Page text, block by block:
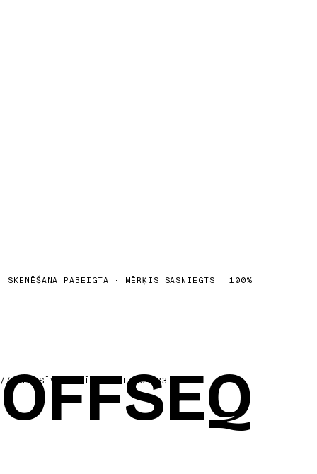
SKENĒŠANA PABEIGTA · MĒRĶIS SASNIEGTS 100%
OFFSEQ
//OFENSĪVĀ SECĪBA REF 054833